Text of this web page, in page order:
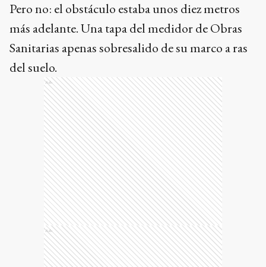
Pero no: el obstáculo estaba unos diez metros
más adelante. Una tapa del medidor de Obras
Sanitarias apenas sobresalido de su marco a ras
del suelo.
Ads
Ads